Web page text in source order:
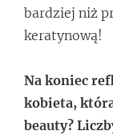
bardziej niż
keratynową!
Na koniec
kobieta,
beauty?